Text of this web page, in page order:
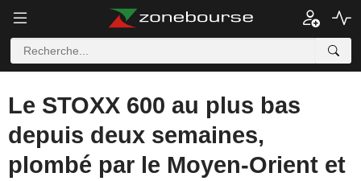
Le STOXX 600 au plus bas
depuis deux semaines,
plombé par le Moyen-Orient et